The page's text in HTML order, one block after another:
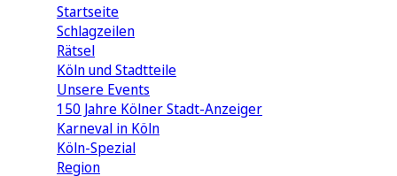
Startseite
Schlagzeilen
Rätsel
Köln und Stadtteile
Unsere Events
150 Jahre Kölner Stadt-Anzeiger
Karneval in Köln
Köln-Spezial
Region